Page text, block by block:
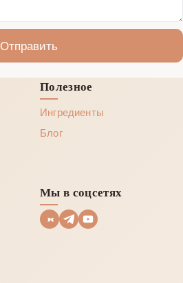
Отправить
Полезное
Ингредиенты
Блог
Мы в соцсетях